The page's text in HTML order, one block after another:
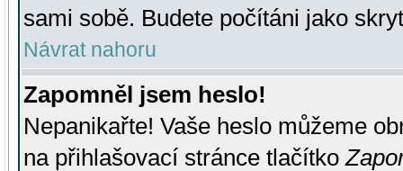
sami sobě. Budete počítáni jako
Návrat nahoru
Zapomněl jsem heslo!
Nepanikařte! Vaše heslo můžeme
na přihlašovací stránce tlačítko